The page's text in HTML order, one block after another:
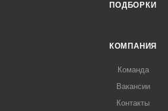
ПОДБОРКИ
КОМПАНИЯ
Команда
Вакансии
Контакты